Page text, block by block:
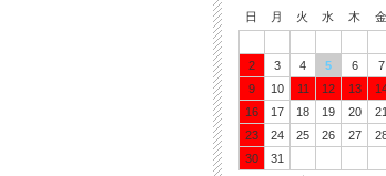
日 月 火 水 木 金
2
3 4 5 6 7
9
10 11 12 13
16
17 18 19 20 21
23
24 25 26 27
30
31